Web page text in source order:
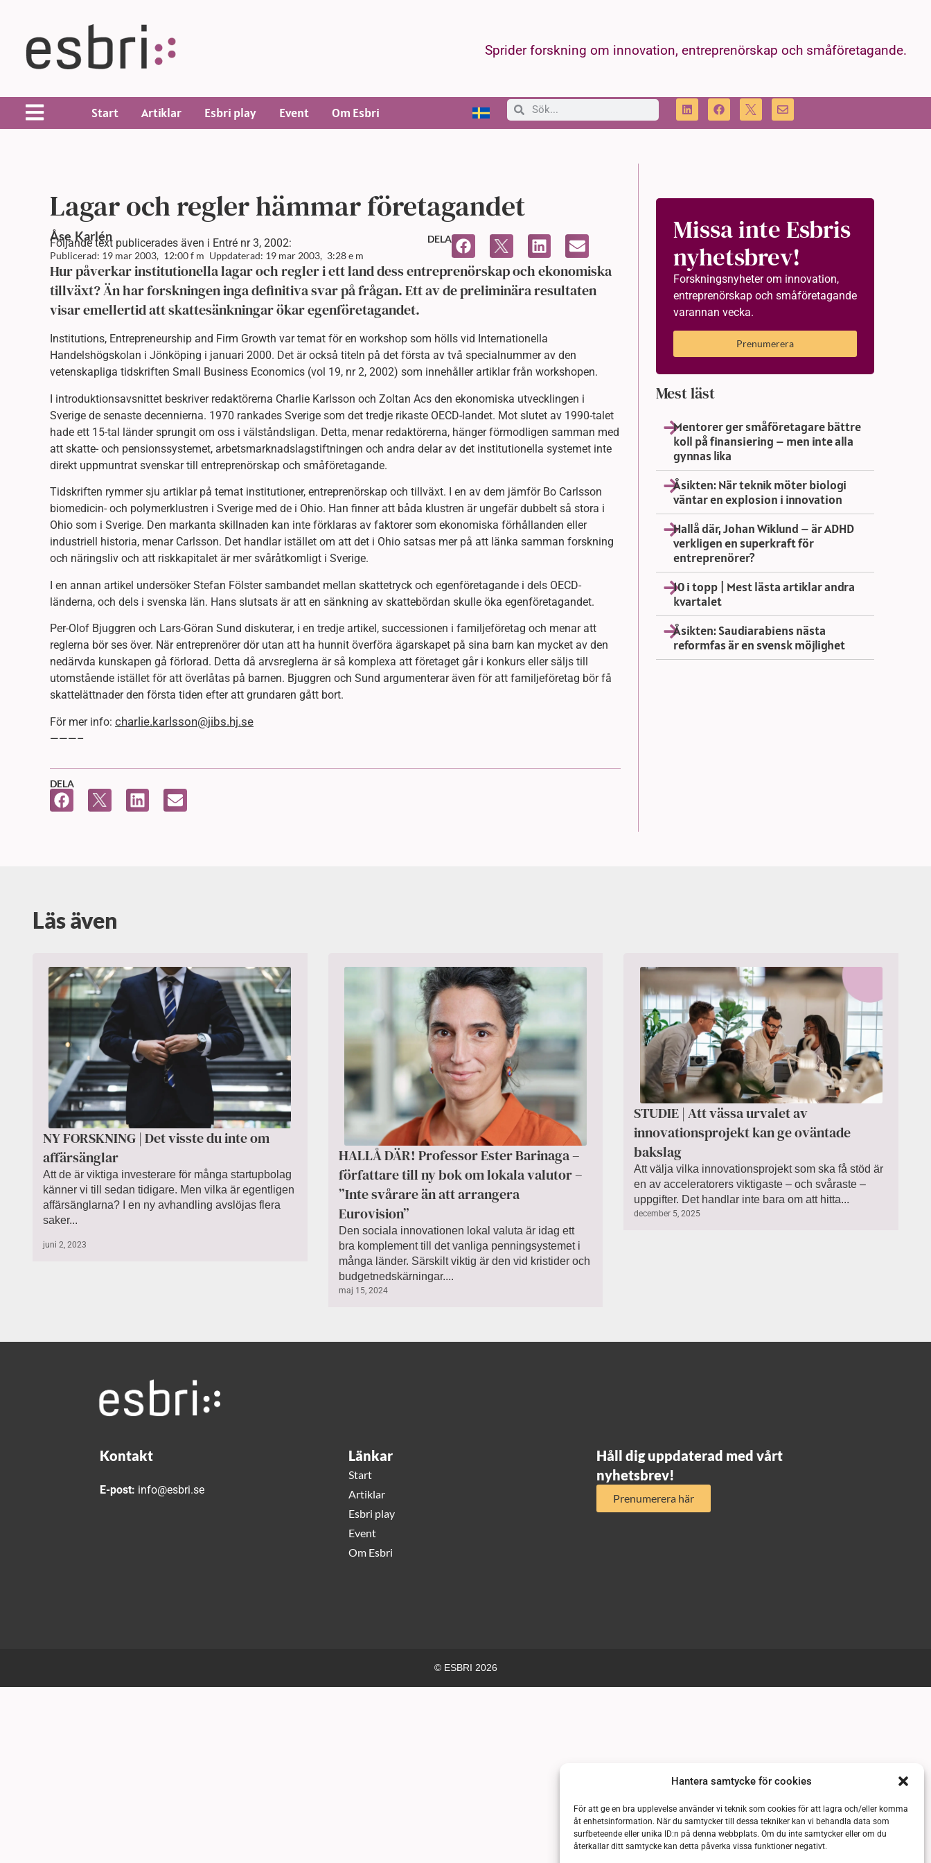
Hantera samtycke för cookies
För att ge en bra upplevelse använder vi teknik som cookies för att lagra och/eller komma
åt enhetsinformation. När du samtycker till dessa tekniker kan vi behandla data som
surfbeteende eller unika ID:n på denna webbplats. Om du inte samtycker eller om du
återkallar ditt samtycke kan detta påverka vissa funktioner negativt.
Sprider forskning om innovation, entreprenörskap och småföretagande.
Start Artiklar Esbri play Event Om Esbri
Lagar och regler hämmar företagandet
Åse Karlén
Publicerad: 19 mar 2003, 12:00 f m Uppdaterad: 19 mar 2003, 3:28 e m
DELA
Följande text publicerades även i Entré nr 3, 2002:
Hur påverkar institutionella lagar och regler i ett land dess entreprenörskap och ekonomiska
tillväxt? Än har forskningen inga definitiva svar på frågan. Ett av de preliminära resultaten
visar emellertid att skattesänkningar ökar egenföretagandet.
Institutions, Entrepreneurship and Firm Growth var temat för en workshop som hölls vid Internationella
Handelshögskolan i Jönköping i januari 2000. Det är också titeln på det första av två specialnummer av den
vetenskapliga tidskriften Small Business Economics (vol 19, nr 2, 2002) som innehåller artiklar från workshopen.
I introduktionsavsnittet beskriver redaktörerna Charlie Karlsson och Zoltan Acs den ekonomiska utvecklingen i
Sverige de senaste decennierna. 1970 rankades Sverige som det tredje rikaste OECD-landet. Mot slutet av 1990-talet
hade ett 15-tal länder sprungit om oss i välståndsligan. Detta, menar redaktörerna, hänger förmodligen samman med
att skatte- och pensionssystemet, arbetsmarknadslagstiftningen och andra delar av det institutionella systemet inte
direkt uppmuntrat svenskar till entreprenörskap och småföretagande.
Tidskriften rymmer sju artiklar på temat institutioner, entreprenörskap och tillväxt. I en av dem jämför Bo Carlsson
biomedicin- och polymerklustren i Sverige med de i Ohio. Han finner att båda klustren är ungefär dubbelt så stora i
Ohio som i Sverige. Den markanta skillnaden kan inte förklaras av faktorer som ekonomiska förhållanden eller
industriell historia, menar Carlsson. Det handlar istället om att det i Ohio satsas mer på att länka samman forskning
och näringsliv och att riskkapitalet är mer svåråtkomligt i Sverige.
I en annan artikel undersöker Stefan Fölster sambandet mellan skattetryck och egenföretagande i dels OECD-
länderna, och dels i svenska län. Hans slutsats är att en sänkning av skattebördan skulle öka egenföretagandet.
Per-Olof Bjuggren och Lars-Göran Sund diskuterar, i en tredje artikel, successionen i familjeföretag och menar att
reglerna bör ses över. När entreprenörer dör utan att ha hunnit överföra ägarskapet på sina barn kan mycket av den
nedärvda kunskapen gå förlorad. Detta då arvsreglerna är så komplexa att företaget går i konkurs eller säljs till
utomstående istället för att överlåtas på barnen. Bjuggren och Sund argumenterar även för att familjeföretag bör få
skattelättnader den första tiden efter att grundaren gått bort.
För mer info: charlie.karlsson@jibs.hj.se
———–
DELA
Missa inte Esbris
nyhetsbrev!
Forskningsnyheter om innovation,
entreprenörskap och småföretagande
varannan vecka.
Prenumerera
Mest läst
Mentorer ger småföretagare bättre
koll på finansiering – men inte alla
gynnas lika
Åsikten: När teknik möter biologi
väntar en explosion i innovation
Hallå där, Johan Wiklund – är ADHD
verkligen en superkraft för
entreprenörer?
10 i topp | Mest lästa artiklar andra
kvartalet
Åsikten: Saudiarabiens nästa
reformfas är en svensk möjlighet
Läs även
NY FORSKNING | Det visste du inte om
affärsänglar
Att de är viktiga investerare för många startupbolag
känner vi till sedan tidigare. Men vilka är egentligen
affärsänglarna? I en ny avhandling avslöjas flera
saker...
juni 2, 2023
HALLÅ DÄR! Professor Ester Barinaga –
författare till ny bok om lokala valutor –
”Inte svårare än att arrangera
Eurovision”
Den sociala innovationen lokal valuta är idag ett
bra komplement till det vanliga penningsystemet i
många länder. Särskilt viktig är den vid kristider och
budgetnedskärningar....
maj 15, 2024
STUDIE | Att vässa urvalet av
innovationsprojekt kan ge oväntade
bakslag
Att välja vilka innovationsprojekt som ska få stöd är
en av acceleratorers viktigaste – och svåraste –
uppgifter. Det handlar inte bara om att hitta...
december 5, 2025
Kontakt
E-post: info@esbri.se
Länkar
Start
Artiklar
Esbri play
Event
Om Esbri
Håll dig uppdaterad med vårt
nyhetsbrev!
Prenumerera här
© ESBRI 2026